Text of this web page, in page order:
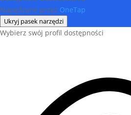
Napędzane przez OneTap
Ukryj pasek narzędzi
Wybierz swój profil dostępności